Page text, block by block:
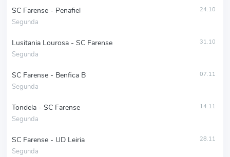
SC Farense - Penafiel
Segunda
24.10
Lusitania Lourosa - SC Farense
Segunda
31.10
SC Farense - Benfica B
Segunda
07.11
Tondela - SC Farense
Segunda
14.11
SC Farense - UD Leiria
Segunda
28.11